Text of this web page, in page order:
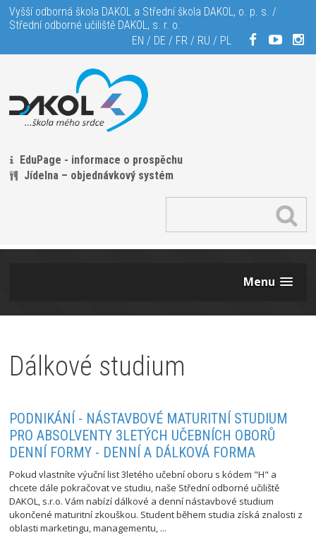
Vyšší odborná škola DAKOL a Střední škola DAKOL, o. p. s. /
Střední odborné učiliště DAKOL, s. r. o.
EN / DE / FR/ RU / PL
EduPage - informace o prospěchu
Jídelna – objednávkový systém
Menu
Dálkové studium
PODNIKÁNÍ - NÁSTAVBOVÉ MATURITNÍ STUDIUM
PRO ABSOLVENTY 3LETÝCH UČEBNÍCH OBORŮ
DENNÍ FORMY - DENNÍ A DÁLKOVÁ FORMA
Pokud vlastníte výuční list 3letého učební oboru s kódem "H" a
chcete dále pokračovat ve studiu, naše Střední odborné učiliště
DAKOL, s.r.o. Vám nabízí dálkové a denní nástavbové studium
ukončené maturitní zkouškou. Student během studia získá znalosti z
oblasti marketingu, managementu, ...